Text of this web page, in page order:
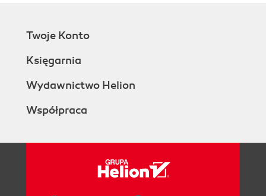
Twoje Konto
Księgarnia
Wydawnictwo Helion
Współpraca